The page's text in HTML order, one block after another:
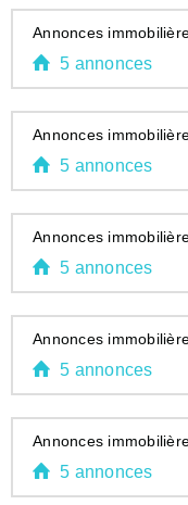
Annonces
5 annonces
Annonces
5 annonces
Annonces
5 annonces
Annonces
5 annonces
Annonces
5 annonces